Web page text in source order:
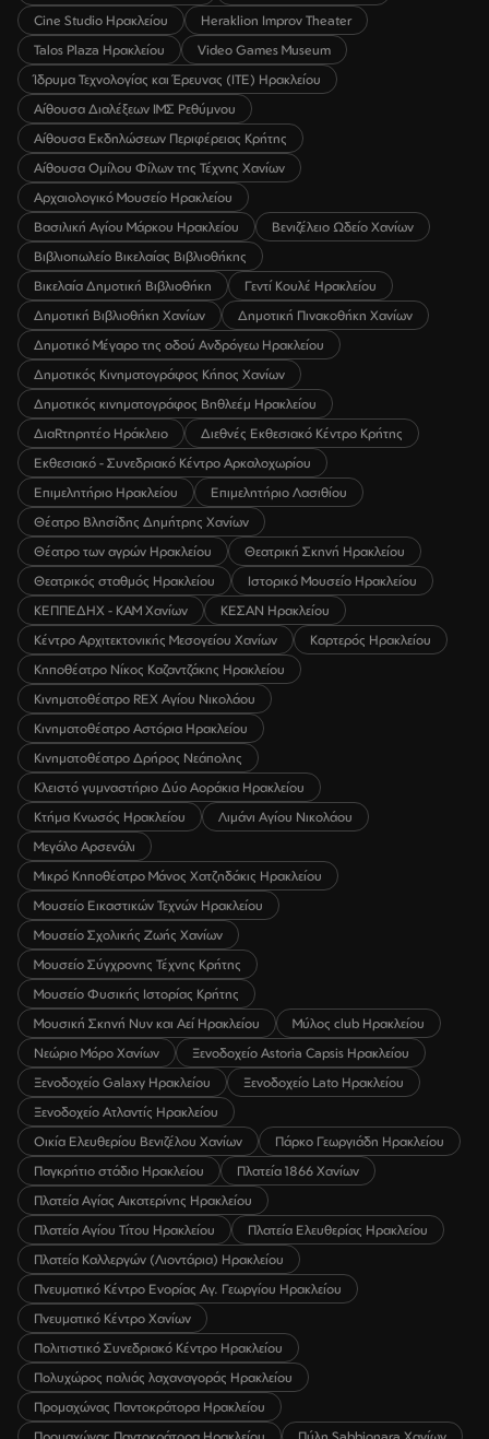
Cine Studio Ηρακλείου
Heraklion Improv Theater
Talos Plaza Ηρακλείου
Video Games Museum
Ίδρυμα Τεχνολογίας και Έρευνας (ΙΤΕ) Ηρακλείου
Αίθουσα Διαλέξεων ΙΜΣ Ρεθύμνου
Αίθουσα Εκδηλώσεων Περιφέρειας Κρήτης
Αίθουσα Ομίλου Φίλων της Τέχνης Χανίων
Αρχαιολογικό Μουσείο Ηρακλείου
Βασιλική Αγίου Μάρκου Ηρακλείου
Βενιζέλειο Ωδείο Χανίων
Βιβλιοπωλείο Βικελαίας Βιβλιοθήκης
Βικελαία Δημοτική Βιβλιοθήκη
Γεντί Κουλέ Ηρακλείου
Δημοτική Βιβλιοθήκη Χανίων
Δημοτική Πινακοθήκη Χανίων
Δημοτικό Μέγαρο της οδού Ανδρόγεω Ηρακλείου
Δημοτικός Κινηματογράφος Κήπος Χανίων
Δημοτικός κινηματογράφος Βηθλεέμ Ηρακλείου
ΔιαRτηρητέο Ηράκλειο
Διεθνές Εκθεσιακό Κέντρο Κρήτης
Εκθεσιακό - Συνεδριακό Κέντρο Αρκαλοχωρίου
Επιμελητήριο Ηρακλείου
Επιμελητήριο Λασιθίου
Θέατρο Βλησίδης Δημήτρης Χανίων
Θέατρο των αγρών Ηρακλείου
Θεατρική Σκηνή Ηρακλείου
Θεατρικός σταθμός Ηρακλείου
Ιστορικό Μουσείο Ηρακλείου
ΚΕΠΠΕΔΗΧ - ΚΑΜ Χανίων
ΚΕΣΑΝ Ηρακλείου
Κέντρο Αρχιτεκτονικής Μεσογείου Χανίων
Καρτερός Ηρακλείου
Κηποθέατρο Νίκος Καζαντζάκης Ηρακλείου
Κινηματοθέατρο REX Αγίου Νικολάου
Κινηματοθέατρο Αστόρια Ηρακλείου
Κινηματοθέατρο Δρήρος Νεάπολης
Κλειστό γυμναστήριο Δύο Αοράκια Ηρακλείου
Κτήμα Κνωσός Ηρακλείου
Λιμάνι Αγίου Νικολάου
Μεγάλο Αρσενάλι
Μικρό Κηποθέατρο Μάνος Χατζηδάκις Ηρακλείου
Μουσείο Εικαστικών Τεχνών Ηρακλείου
Μουσείο Σχολικής Ζωής Χανίων
Μουσείο Σύγχρονης Τέχνης Κρήτης
Μουσείο Φυσικής Ιστορίας Κρήτης
Μουσική Σκηνή Νυν και Αεί Ηρακλείου
Μύλος club Ηρακλείου
Νεώριο Μόρο Χανίων
Ξενοδοχείο Astoria Capsis Ηρακλείου
Ξενοδοχείο Galaxy Ηρακλείου
Ξενοδοχείο Lato Ηρακλείου
Ξενοδοχείο Ατλαντίς Ηρακλείου
Οικία Ελευθερίου Βενιζέλου Χανίων
Πάρκο Γεωργιάδη Ηρακλείου
Παγκρήτιο στάδιο Ηρακλείου
Πλατεία 1866 Χανίων
Πλατεία Αγίας Αικατερίνης Ηρακλείου
Πλατεία Αγίου Τίτου Ηρακλείου
Πλατεία Ελευθερίας Ηρακλείου
Πλατεία Καλλεργών (Λιοντάρια) Ηρακλείου
Πνευματικό Κέντρο Ενορίας Αγ. Γεωργίου Ηρακλείου
Πνευματικό Κέντρο Χανίων
Πολιτιστικό Συνεδριακό Κέντρο Ηρακλείου
Πολυχώρος παλιάς λαχαναγοράς Ηρακλείου
Προμαχώνας Παντοκράτορα Ηρακλείου